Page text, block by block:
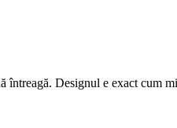
întreagă. Designul e exact cum